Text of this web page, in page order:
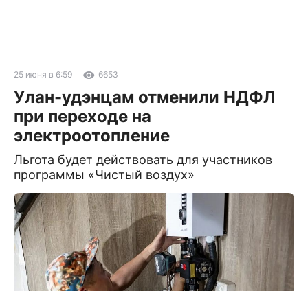
25 июня в 6:59 6653
Улан-удэнцам отменили НДФЛ
при переходе на
электроотопление
Льгота будет действовать для участников
программы «Чистый воздух»